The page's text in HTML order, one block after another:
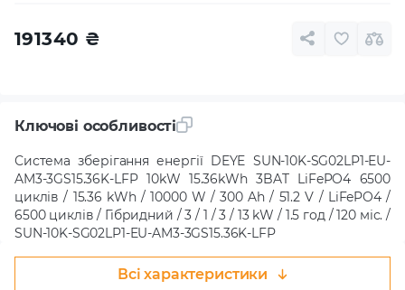
191340 ₴
Ключові особливості
Система зберігання енергії DEYE SUN-10K-SG02LP1-EU-
AM3-3GS15.36K-LFP 10kW 15.36kWh 3BAT LiFePO4 6500
циклів / 15.36 kWh / 10000 W / 300 Ah / 51.2 V / LiFePO4 /
6500 циклів / Гібридний / 3 / 1 / 3 / 13 kW / 1.5 год / 120 міс. /
SUN-10K-SG02LP1-EU-AM3-3GS15.36K-LFP
Всі характеристики